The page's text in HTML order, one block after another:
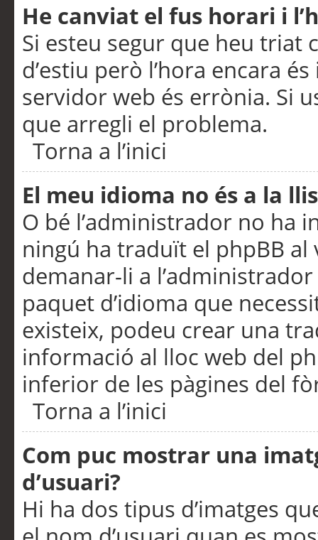
He canviat el fus horari i
Si esteu segur que heu triat
d’estiu però l’hora encara
servidor web és errònia. Si
que arregli el problema.
Torna a l’inici
El meu idioma no és a la
O bé l’administrador no ha
ningú ha traduït el phpBB
demanar-li a
paquet d’idioma que
existeix, podeu crear una
informació al lloc web del
inferior de les pàgines del
Torna a l’inici
Com puc mostrar una
d’usuari?
Hi ha dos tipus d’imatges